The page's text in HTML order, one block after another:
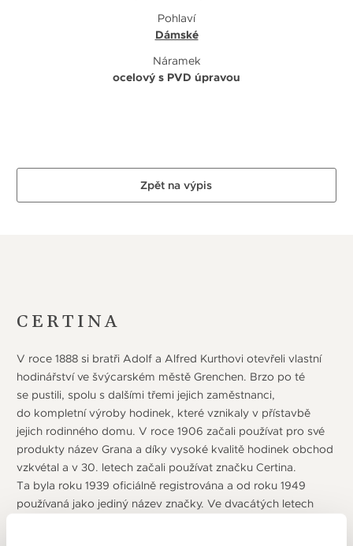
Pohlaví
Dámské
Náramek
ocelový s PVD úpravou
Zpět na výpis
CERTINA
V roce 1888 si bratři Adolf a Alfred Kurthovi otevřeli vlastní
hodinářství ve švýcarském městě Grenchen. Brzo po té
se pustili, spolu s dalšími třemi jejich zaměstnanci,
do kompletní výroby hodinek, které vznikaly v přístavbě
jejich rodinného domu. V roce 1906 začali používat pro své
produkty název Grana a díky vysoké kvalitě hodinek obchod
vzkvétal a v 30. letech začali používat značku Certina.
Ta byla roku 1939 oficiálně registrována a od roku 1949
používaná jako jediný název značky. Ve dvacátých letech